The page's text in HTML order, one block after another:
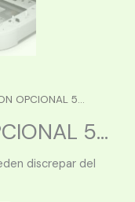
OPCIONAL 5...
5...
discrepar del